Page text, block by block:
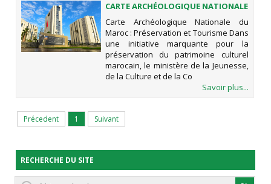
CARTE ARCHÉOLOGIQUE NATIONALE
DU MAROC : PRÉSERVATION ET
TOURISME
Carte Archéologique Nationale du
Maroc : Préservation et Tourisme Dans
une initiative marquante pour la
préservation du patrimoine culturel
marocain, le ministère de la Jeunesse,
de la Culture et de la Co
Savoir plus...
Précedent 1 Suivant
RECHERCHE DU SITE